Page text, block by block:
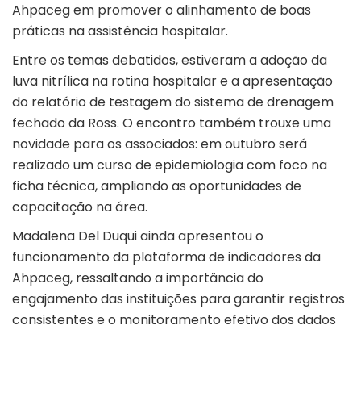
Ahpaceg em promover o alinhamento de boas
práticas na assistência hospitalar.
Entre os temas debatidos, estiveram a adoção da
luva nitrílica na rotina hospitalar e a apresentação
do relatório de testagem do sistema de drenagem
fechado da Ross. O encontro também trouxe uma
novidade para os associados: em outubro será
realizado um curso de epidemiologia com foco na
ficha técnica, ampliando as oportunidades de
capacitação na área.
Madalena Del Duqui ainda apresentou o
funcionamento da plataforma de indicadores da
Ahpaceg, ressaltando a importância do
engajamento das instituições para garantir registros
consistentes e o monitoramento efetivo dos dados